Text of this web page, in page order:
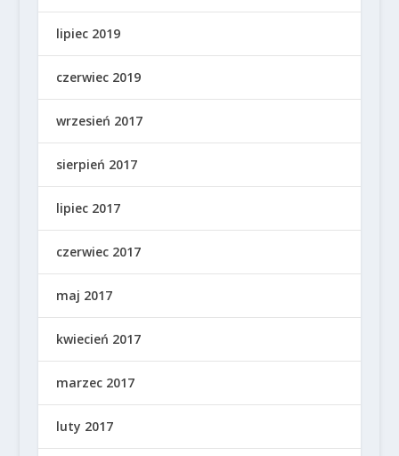
lipiec 2019
czerwiec 2019
wrzesień 2017
sierpień 2017
lipiec 2017
czerwiec 2017
maj 2017
kwiecień 2017
marzec 2017
luty 2017